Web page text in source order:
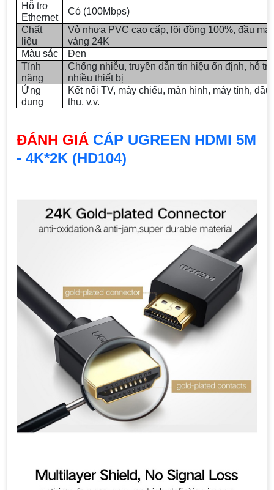
Hỗ trợ
Ethernet
Có (100Mbps)
Chất
liệu
Vỏ nhựa PVC cao cấp, lõi đồng 100%, đầu mạ
vàng 24K
Màu sắc
Đen
Tính
năng
Chống nhiễu, truyền dẫn tín hiệu ổn định, hỗ trợ
nhiều thiết bị
Ứng
dụng
Kết nối TV, máy chiếu, màn hình, máy tính, đầu
thu, v.v.
ĐÁNH GIÁ CÁP UGREEN HDMI 5M
- 4K*2K (HD104)